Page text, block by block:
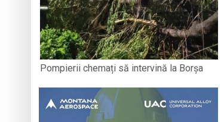
Pompierii chemați să intervină la Borșa